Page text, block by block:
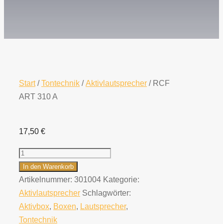
Start/Tontechnik /Aktivlautsprecher / RCF
ART 310 A
17,50 €
RCF
ART
310
A
Menge
In den Warenkorb
Artikelnummer: 301004 Kategorie:
Aktivlautsprecher Schlagwörter:
Aktivbox, Boxen, Lautsprecher,
Tontechnik